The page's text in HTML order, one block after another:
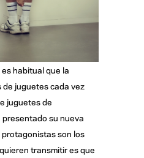
habitual que la
juguetes cada vez
juguetes de
presentado su nueva
son los
transmitir es que